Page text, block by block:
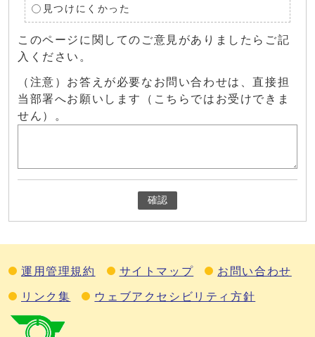
見つけにくかった
このページに関してのご意見がありましたらご記
入ください。
（注意）お答えが必要なお問い合わせは、直接担
当部署へお願いします（こちらではお受けできま
せん）。
確認
運用管理規約 サイトマップ お問い合わせ
リンク集 ウェブアクセシビリティ方針